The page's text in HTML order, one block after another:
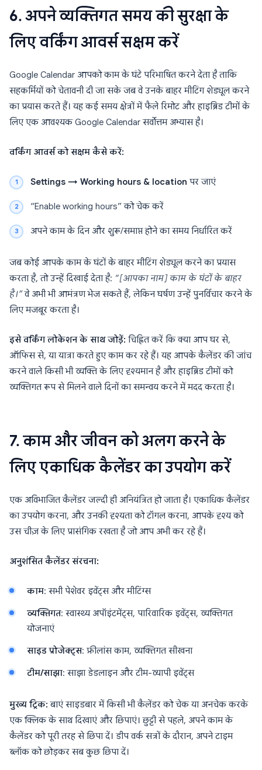
6. अपने व्यक्तिगत समय की सुरक्षा के
लिए वर्किंग आवर्स सक्षम करें
Google Calendar आपको काम के घंटे परिभाषित करने देता है ताकि
सहकर्मियों को चेतावनी दी जा सके जब वे उनके बाहर मीटिंग शेड्यूल करने
का प्रयास करते हैं। यह कई समय क्षेत्रों में फैले रिमोट और हाइब्रिड टीमों के
लिए एक आवश्यक Google Calendar सर्वोत्तम अभ्यास है।
वर्किंग आवर्स को सक्षम कैसे करें:
Settings → Working hours & location पर जाएं
“Enable working hours” को चेक करें
अपने काम के दिन और शुरू/समाप्त होने का समय निर्धारित करें
जब कोई आपके काम के घंटों के बाहर मीटिंग शेड्यूल करने का प्रयास
करता है, तो उन्हें दिखाई देता है: “[आपका नाम] काम के घंटों के बाहर
है।”वे अभी भी आमंत्रण भेज सकते हैं, लेकिन घर्षण उन्हें पुनर्विचार करने के
लिए मजबूर करता है।
इसे वर्किंग लोकेशन के साथ जोड़ें: चिह्नित करें कि क्या आप घर से,
ऑफिस से, या यात्रा करते हुए काम कर रहे हैं। यह आपके कैलेंडर की जांच
करने वाले किसी भी व्यक्ति के लिए दृश्यमान है और हाइब्रिड टीमों को
व्यक्तिगत रूप से मिलने वाले दिनों का समन्वय करने में मदद करता है।
7. काम और जीवन को अलग करने के
लिए एकाधिक कैलेंडर का उपयोग करें
एक अविभाजित कैलेंडर जल्दी ही अनियंत्रित हो जाता है। एकाधिक कैलेंडर
का उपयोग करना, और उनकी दृश्यता को टॉगल करना, आपके दृश्य को
उस चीज़ के लिए प्रासंगिक रखता है जो आप अभी कर रहे हैं।
अनुशंसित कैलेंडर संरचना:
काम: सभी पेशेवर इवेंट्स और मीटिंग्स
व्यक्तिगत: स्वास्थ्य अपॉइंटमेंट्स, पारिवारिक इवेंट्स, व्यक्तिगत
योजनाएं
साइड प्रोजेक्ट्स: फ्रीलांस काम, व्यक्तिगत सीखना
टीम/साझा: साझा डेडलाइन और टीम-व्यापी इवेंट्स
मुख्य ट्रिक: बाएं साइडबार में किसी भी कैलेंडर को चेक या अनचेक करके
एक क्लिक के साथ दिखाएं और छिपाएं। छुट्टी से पहले, अपने काम के
कैलेंडर को पूरी तरह से छिपा दें। डीप वर्क सत्रों के दौरान, अपने टाइम
ब्लॉक को छोड़कर सब कुछ छिपा दें।